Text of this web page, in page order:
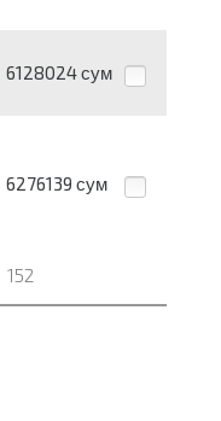
6128024 сум
6276139 сум
152